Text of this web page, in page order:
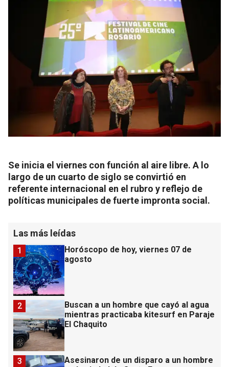
Se inicia el viernes con función al aire libre. A lo
largo de un cuarto de siglo se convirtió en
referente internacional en el rubro y reflejo de
políticas municipales de fuerte impronta social.
Las más leídas
Horóscopo de hoy, viernes 07 de
agosto
1
Buscan a un hombre que cayó al agua
mientras practicaba kitesurf en Paraje
El Chaquito
2
Asesinaron de un disparo a un hombre
3